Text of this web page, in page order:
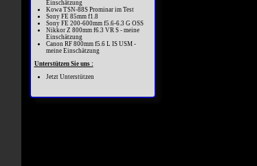
Einschätzung
Kowa TSN-88S Prominar im Test
Sony FE 85mm f1.8
Sony FE 200-600mm f5.6-6.3 G OSS
Nikkor Z 800mm f6.3 VR S - meine
Einschätzung
Canon RF 800mm f5.6 L IS USM -
meine Einschätzung
Unterstützen Sie uns :
Jetzt Unterstützen